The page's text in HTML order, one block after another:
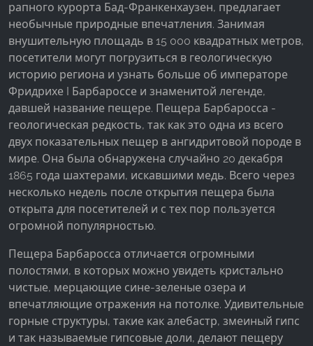
рапного курорта Бад-Франкенхаузен, предлагает
необычные природные впечатления. Занимая
внушительную площадь в 15 000 квадратных метров,
посетители могут погрузиться в геологическую
историю региона и узнать больше об императоре
Фридрихе I Барбароссе и знаменитой легенде,
давшей название пещере. Пещера Барбаросса -
геологическая редкость, так как это одна из всего
двух показательных пещер в ангидритовой породе в
мире. Она была обнаружена случайно 20 декабря
1865 года шахтерами, искавшими медь. Всего через
несколько недель после открытия пещера была
открыта для посетителей и с тех пор пользуется
огромной популярностью.
Пещера Барбаросса отличается огромными
полостями, в которых можно увидеть кристально
чистые, мерцающие сине-зеленые озера и
впечатляющие отражения на потолке. Удивительные
горные структуры, такие как алебастр, змеиный гипс
и так называемые гипсовые доли, делают пещеру